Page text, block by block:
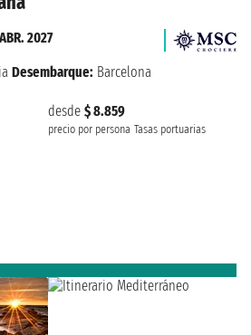
desde $ 8.859
precio por persona Tasas portuarias
2027
Desembarque: Barcelona